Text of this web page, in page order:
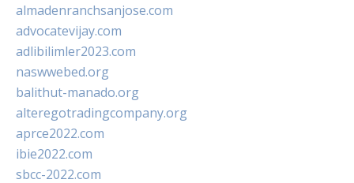
almadenranchsanjose.com
advocatevijay.com
adlibilimler2023.com
naswwebed.org
balithut-manado.org
alteregotradingcompany.org
aprce2022.com
ibie2022.com
sbcc-2022.com